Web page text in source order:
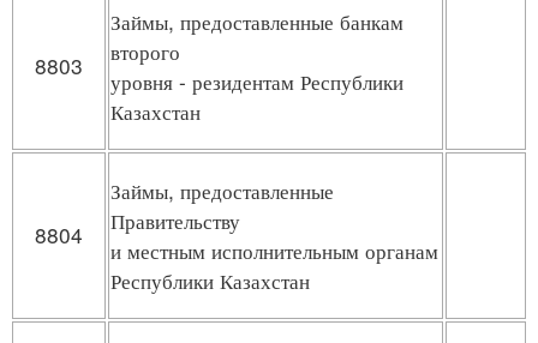
8803
Займы, предоставленные банкам
второго
уровня - резидентам Республики
Казахстан
8804
Займы, предоставленные
Правительству
и местным исполнительным органам
Республики Казахстан